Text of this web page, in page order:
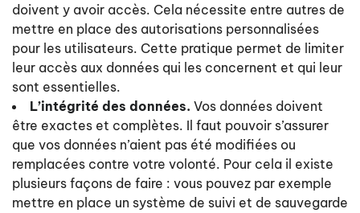
doivent y avoir accès. Cela nécessite entre autres de
mettre en place des autorisations personnalisées
pour les utilisateurs. Cette pratique permet de limiter
leur accès aux données qui les concernent et qui leur
sont essentielles.
L’intégrité des données. Vos données doivent
être exactes et complètes. Il faut pouvoir s’assurer
que vos données n’aient pas été modifiées ou
remplacées contre votre volonté. Pour cela il existe
plusieurs façons de faire : vous pouvez par exemple
mettre en place un système de suivi et de sauvegarde